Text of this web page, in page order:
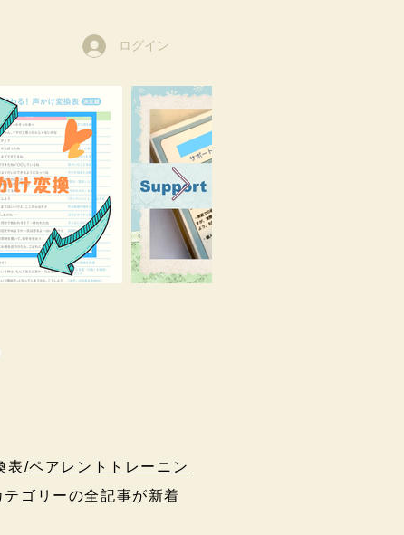
ログイン
表/ペアレントトレーニン
ゴリーの全記事が新着